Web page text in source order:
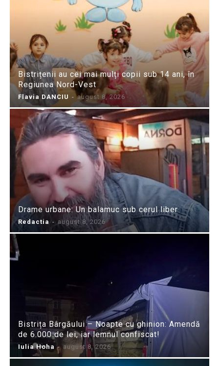
Bistrițenii au cei mai mulți copii sub 14 ani, în
Regiunea Nord-Vest
Flavia DANCIU - august 8, 2026
Drame urbane: Un balamuc sub cerul liber
Redactia - august 8, 2026
Bistrița Bârgăului – Noapte cu ghinion: Amendă
de 6.000 de lei, iar lemnul confiscat!
Iulia Hoha - august 8, 2026